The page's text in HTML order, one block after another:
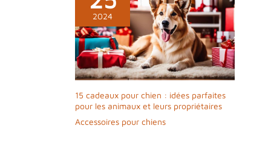
chiens PatteSage est en totale conformité
avec cette nouvelle loi, utilisant le son et les
vibrations pour entraîner votre chien à
adopter des comportements appropriés,
garantissant un dressage sûr et respectueux
de la loi, sans nuire à votre chien
2024
15 cadeaux pour chien : idées parfaites
pour les animaux et leurs propriétaires
Accessoires pour chiens